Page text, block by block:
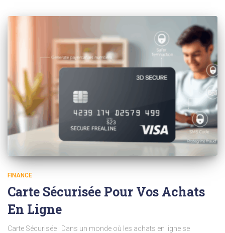
FINANCE
Carte Sécurisée Pour Vos Achats
En Ligne
Carte Sécurisée : Dans un monde où les achats en ligne se